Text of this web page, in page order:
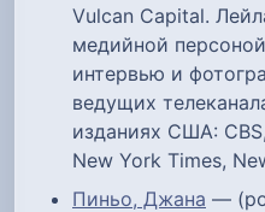
Vulcan Capital.
медийной
интервью и
ведущих
изданиях США:
New York Times,
Пиньо, Джана —